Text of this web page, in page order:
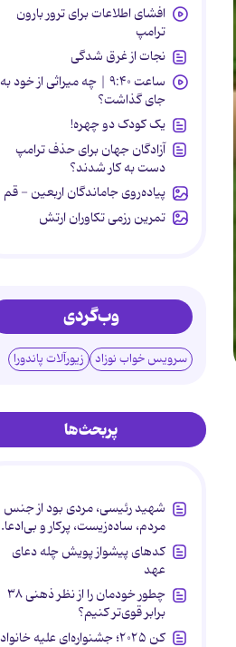
افشای اطلاعات برای ترور بارون
ترامپ
نجات از غرق شدگی
ساعت ۹:۴۰ | چه میراثی از خود به
جای گذاشت؟
یک کودک دو چهره!
آزادگان جهان برای حذف ترامپ
دست به کار شدند؟
پیاده‌روی جاماندگان اربعین - قم
تمرین رزمی تکاوران ارتش
وب‌گردی
سرویس خواب نوزاد زیورآلات پاندورا
پربحث‌ها
شهید رئیسی، مردی بود از جنس
مردم، ساده‌زیست، پرکار و بی‌ادعا.
کدهای پیشواز پویش چله دعای
عهد
چطور خودمان را از نظر ذهنی ۳۸
برابر قوی‌تر کنیم؟
کن ۲۰۲۵؛ جشنواره‌ای علیه خانواده